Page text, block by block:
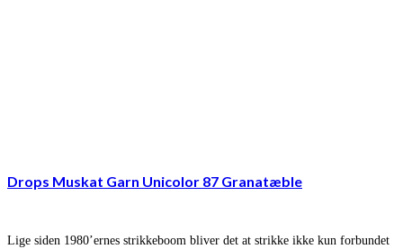
Drops Muskat Garn Unicolor 87 Granatæble
Lige siden 1980’ernes strikkeboom bliver det at strikke ikke kun forbundet